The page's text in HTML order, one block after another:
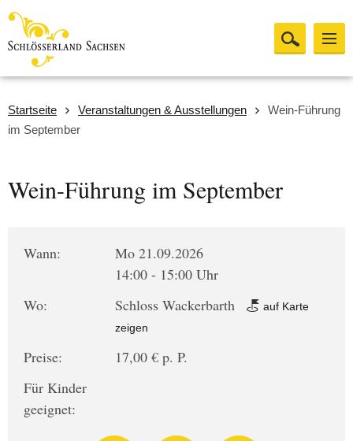
Startseite Veranstaltungen & Ausstellungen
Wein-Führung
im September
Wein-Führung im September
Wann:
Mo 21.09.2026
14:00 - 15:00 Uhr
Wo:
Schloss Wackerbarth
auf Karte
zeigen
Preise:
17,00 € p. P.
Für Kinder
geeignet: